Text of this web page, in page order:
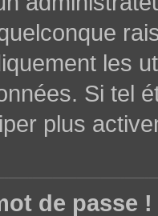
les
Si tel
plus
de passe !